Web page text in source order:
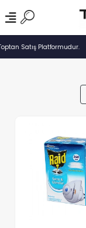
Satış Platformudur.